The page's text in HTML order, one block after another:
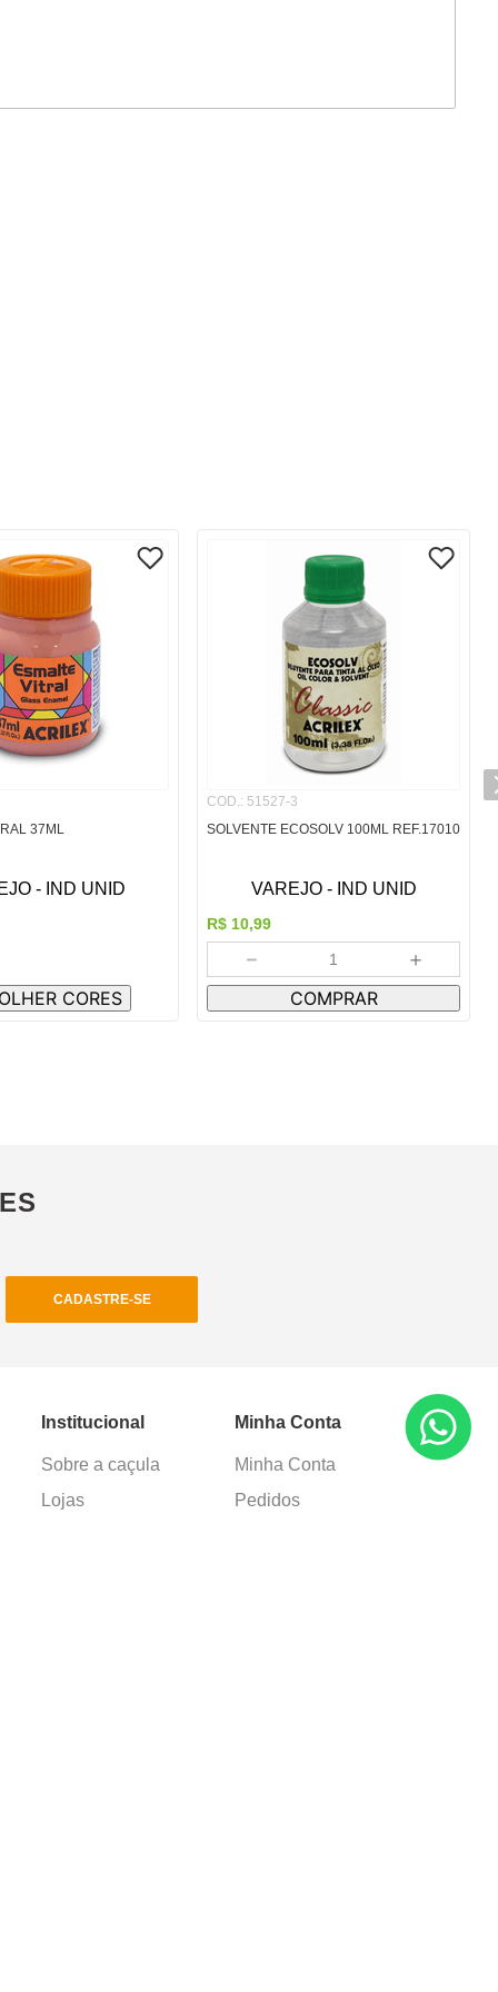
37ML
- IND UNID
CORES
COD.: 51527-3
SOLVENTE ECOSOLV 100ML REF.17010
VAREJO - IND UNID
R$ 10,99
＋
－
COMPRAR
CADASTRE-SE
Institucional
Sobre a caçula
Lojas
Minha Conta
Minha Conta
Pedidos